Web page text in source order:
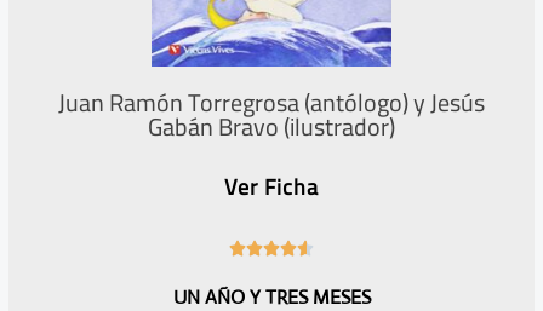
Juan Ramón Torregrosa (antólogo) y Jesús
Gabán Bravo (ilustrador)
Ver Ficha

6
UN AÑO Y TRES MESES